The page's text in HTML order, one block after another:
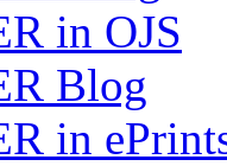
in OJS
Blog
in